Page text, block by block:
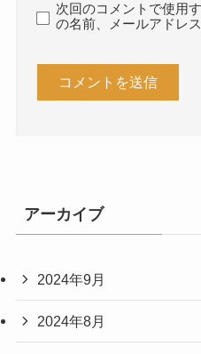
次回のコメントで使用
の名前、メールアドレ
アーカイブ
2024年9月
2024年8月